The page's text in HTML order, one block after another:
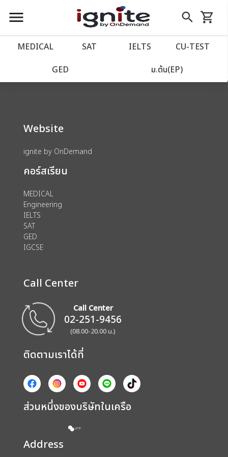
close
account_balance หน้าแรก
เว็บไซต์อิกไนท์
import_contacts วางแผนการเรียน
account_circle เข้าสู่ระบบ
assignment ลงทะเบียน
menu search
Skip
to
shopping_cart
รถเข็น
MEDICAL SAT IELTS CU‑TEST
GED ม.ต้น(EP)
We could not find anything for 80002040
Website
ignite by OnDemand
คอร์สเรียน
MEDICAL
Engineering
IELTS
SAT
GED
IGCSE
Call Center
Call Center
02-251-9456
(08.00-20.00 น.)
ติดตามเราได้ที่
ส่วนหนึ่งของบริษัทในเครือ
Address